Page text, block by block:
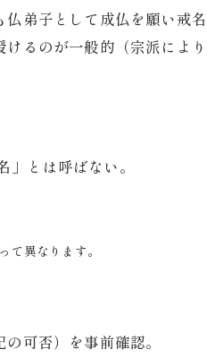
仏弟子として成仏を願い戒
けるのが一般的（宗派によ
とは呼ばない。
て異なります。
可否）を事前確認。